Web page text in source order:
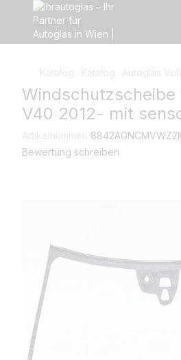
Katalog Katalog Autoglas
Windschutzscheibe
V40 2012- mit
Artikelnummer:
Bewertung schreiben